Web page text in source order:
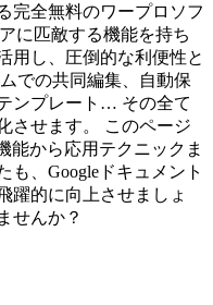
完全無料のワープロソフ
に匹敵する機能を持ち
用し、圧倒的な利便性と
での共同編集、自動保
ンプレート… その全て
させます。 このページ
能から応用テクニックま
も、Googleドキュメント
躍的に向上させましょ
せんか？